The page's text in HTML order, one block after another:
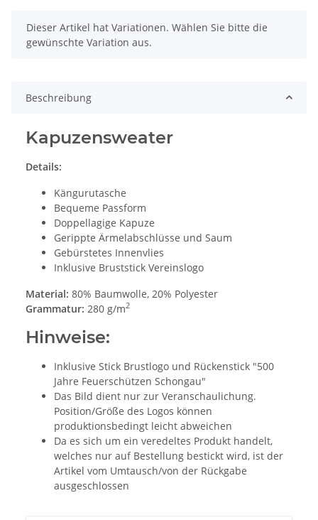
x
Dieser Artikel hat Variationen. Wählen Sie bitte die
gewünschte Variation aus.
Beschreibung
Kapuzensweater
Details:
Kängurutasche
Bequeme Passform
Doppellagige Kapuze
Gerippte Ärmelabschlüsse und Saum
Gebürstetes Innenvlies
Inklusive Bruststick Vereinslogo
Material: 80% Baumwolle, 20% Polyester
Grammatur: 280 g/m2
Hinweise:
Inklusive Stick Brustlogo und Rückenstick "500
Jahre Feuerschützen Schongau"
Das Bild dient nur zur Veranschaulichung.
Position/Größe des Logos können
produktionsbedingt leicht abweichen
Da es sich um ein veredeltes Produkt handelt,
welches nur auf Bestellung bestickt wird, ist der
Artikel vom Umtausch/von der Rückgabe
ausgeschlossen